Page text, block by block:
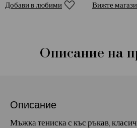
Добави в любими Вижте
Описание на
Описание
Мъжка тениска с къс ръкав,